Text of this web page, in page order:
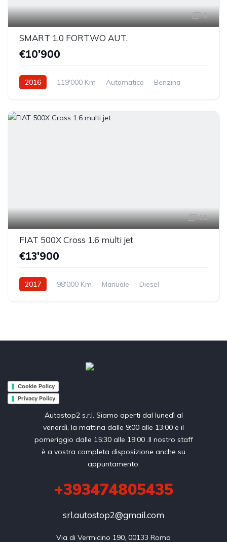
6
SMART 1.0 FORTWO AUT.
€10'900
2016 119'000 Km Automatico
Benzina
11
FIAT 500X Cross 1.6 multi jet
€13'900
2017 98'000 Km Manuale
Diesel
Cookie Policy
Privacy Policy
Autostop2 s.r.l. Siamo aperti dal lunedì al
venerdì, la mattina dalle 9:00 alle 13:00 e il
pomeriggio dalle 15:30 alle 19:00 .Il nostro staff
è a vostra completa disposizione anche su
appuntamento.
+393474805435
srl.autostop2@gmail.com
Via di Vermicino 190, 00133 Roma